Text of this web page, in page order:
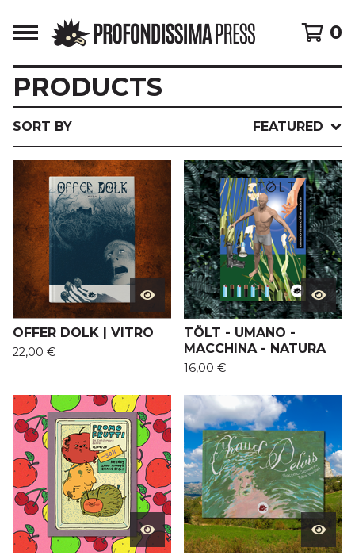
0
PRODUCTS
SORT BY FEATURED
OFFER DOLK | VITRO
22,00 €
TÖLT - UMANO -
MACCHINA - NATURA
16,00 €